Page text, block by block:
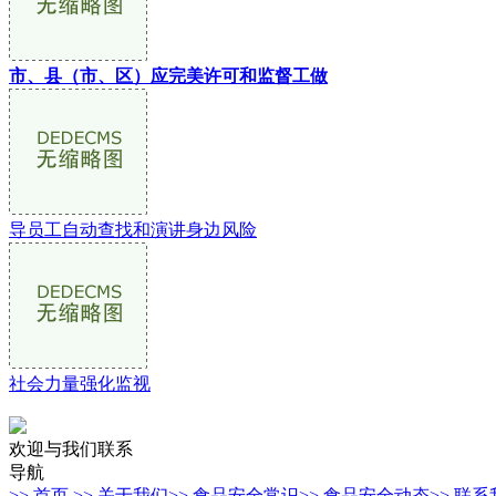
市、县（市、区）应完美许可和监督工做
导员工自动查找和演讲身边风险
社会力量强化监视
欢迎与我们联系
导航